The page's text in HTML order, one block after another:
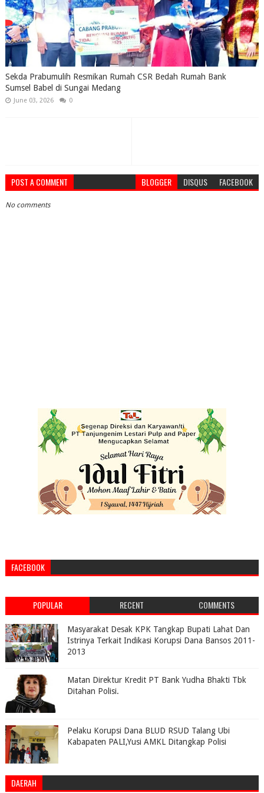
Sekda Prabumulih Resmikan Rumah CSR Bedah Rumah Bank
Sumsel Babel di Sungai Medang
June 03, 2026 0
POST A COMMENT BLOGGER DISQUS FACEBOOK
No comments
FACEBOOK
POPULAR RECENT COMMENTS
Masyarakat Desak KPK Tangkap Bupati Lahat Dan
Istrinya Terkait Indikasi Korupsi Dana Bansos 2011-
2013
Matan Direktur Kredit PT Bank Yudha Bhakti Tbk
Ditahan Polisi.
Pelaku Korupsi Dana BLUD RSUD Talang Ubi
Kabapaten PALI,Yusi AMKL Ditangkap Polisi
DAERAH